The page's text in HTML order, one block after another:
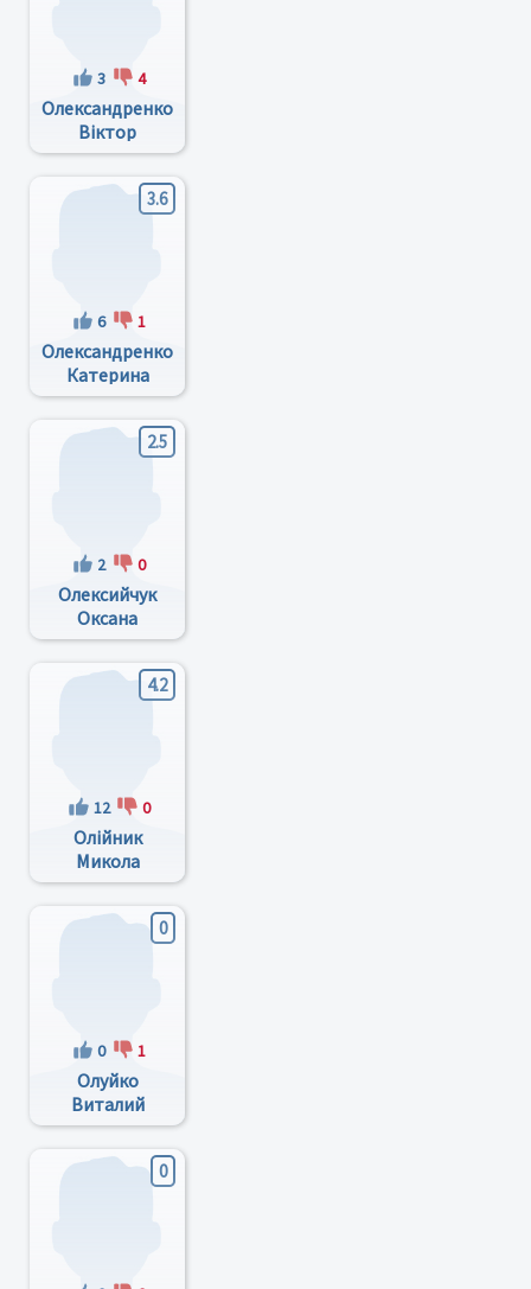
3 4
Олександренко
Віктор
Петрович
3.6
6 1
Олександренко
Катерина
Валентинівна
2.5
2 0
Олексийчук
Оксана
Петровна
4.2
12 0
Олійник
Микола
Петрович
0
0 1
Олуйко
Виталий
Николаевич
0